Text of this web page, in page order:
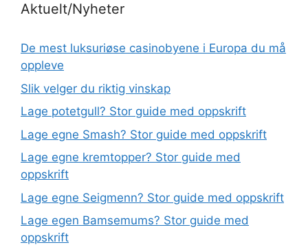
Aktuelt/Nyheter
De mest luksuriøse casinobyene i Europa du må
oppleve
Slik velger du riktig vinskap
Lage potetgull? Stor guide med oppskrift
Lage egne Smash? Stor guide med oppskrift
Lage egne kremtopper? Stor guide med
oppskrift
Lage egne Seigmenn? Stor guide med oppskrift
Lage egen Bamsemums? Stor guide med
oppskrift